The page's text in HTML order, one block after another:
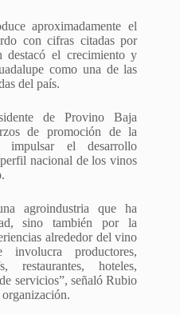
aproximadamente el
con cifras citadas por
destacó el crecimiento y
como una de las
del país.
de Provino Baja
de promoción de la
impulsar el desarrollo
nacional de los vinos
agroindustria que ha
sino también por la
alrededor del vino
productores,
restaurantes, hoteles,
servicios”, señaló Rubio